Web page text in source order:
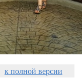
к полной версии